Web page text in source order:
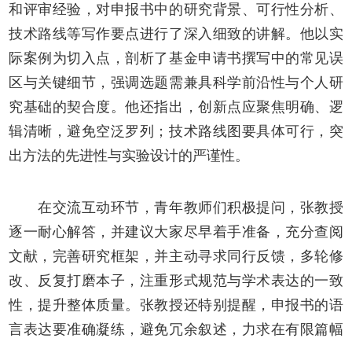
和评审经验， 对申报书中的研究背景、可行性分析、
技术路线等写作要点进行了深入细致的讲解。他以实
际案例为切入点，剖析了基金申请书撰写中的常见误
区与关键细节，强调选题需兼具科学前沿性与个人研
究基础的契合度。他还指出，创新点应聚焦明确、逻
辑清晰，避免空泛罗列；技术路线图要具体可行，突
出方法的先进性与实验设计的严谨性。
在交流互动环节，青年教师们积极提问，张教授
逐一耐心解答，并建议大家尽早着手准备，充分查阅
文献，完善研究框架，并主动寻求同行反馈，多轮修
改、反复打磨本子，注重形式规范与学术表达的一致
性，提升整体质量。张教授还特别提醒，申报书的语
言表达要准确凝练，避免冗余叙述，力求在有限篇幅